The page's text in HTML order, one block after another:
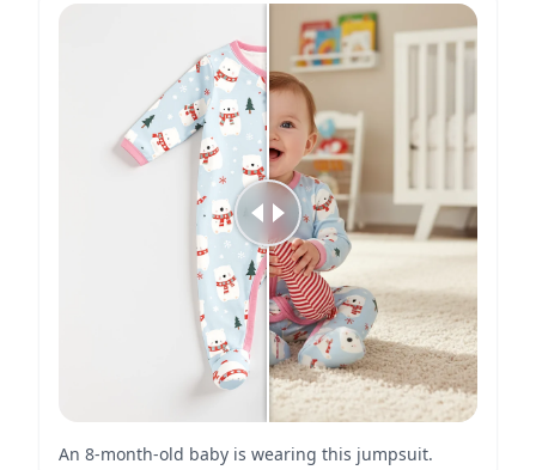
An 8-month-old baby is wearing this jumpsuit.